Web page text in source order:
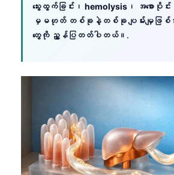
သွေးထွက်ခြင်း၊ hemolysis၊ အစောပိုင်း
မှမဟုတ် တစ်ခုနဲ့တစ်ခု ပျမ်းမျှဖြစ်သွား
တွေကို ညွှန်ပြတတ်ပါတယ်။ .
አማርኛ
Українська
O‘zbekcha
Català
Slovenčina